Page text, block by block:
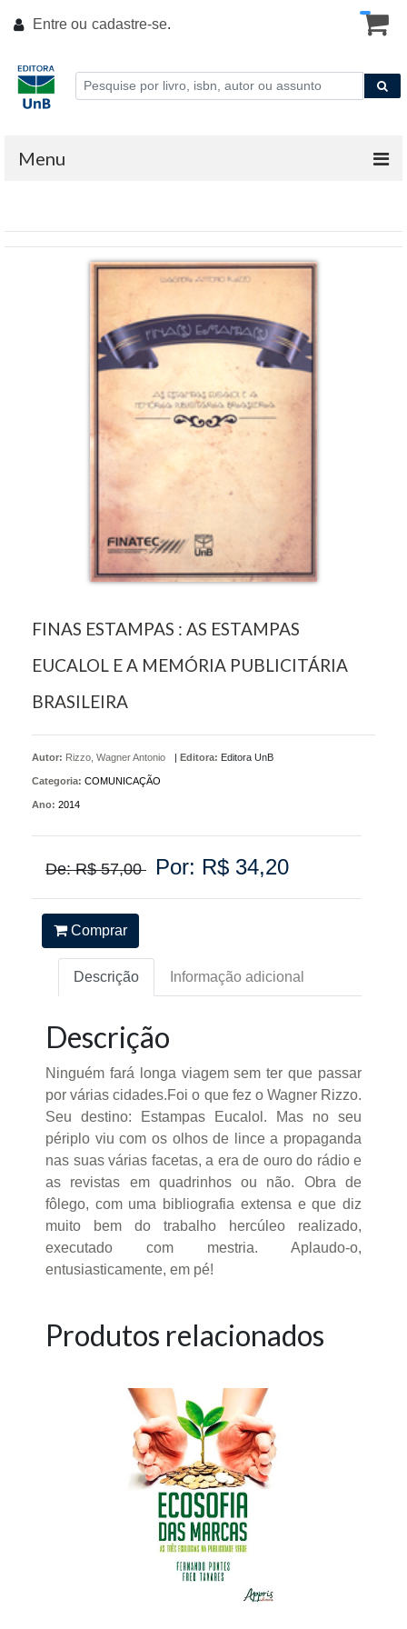
Entre ou cadastre-se.
Menu
FINAS ESTAMPAS : AS ESTAMPAS
EUCALOL E A MEMÓRIA PUBLICITÁRIA
BRASILEIRA
Autor: Rizzo, Wagner Antonio | Editora: Editora UnB
Categoria: COMUNICAÇÃO
Ano: 2014
De: R$ 57,00 Por: R$ 34,20
Comprar
Descrição Informação adicional
Descrição
Ninguém fará longa viagem sem ter que passar
por várias cidades.Foi o que fez o Wagner Rizzo.
Seu destino: Estampas Eucalol. Mas no seu
périplo viu com os olhos de lince a propaganda
nas suas várias facetas, a era de ouro do rádio e
as revistas em quadrinhos ou não. Obra de
fôlego, com uma bibliografia extensa e que diz
muito bem do trabalho hercúleo realizado,
executado com mestria. Aplaudo-o,
entusiasticamente, em pé!
Produtos relacionados